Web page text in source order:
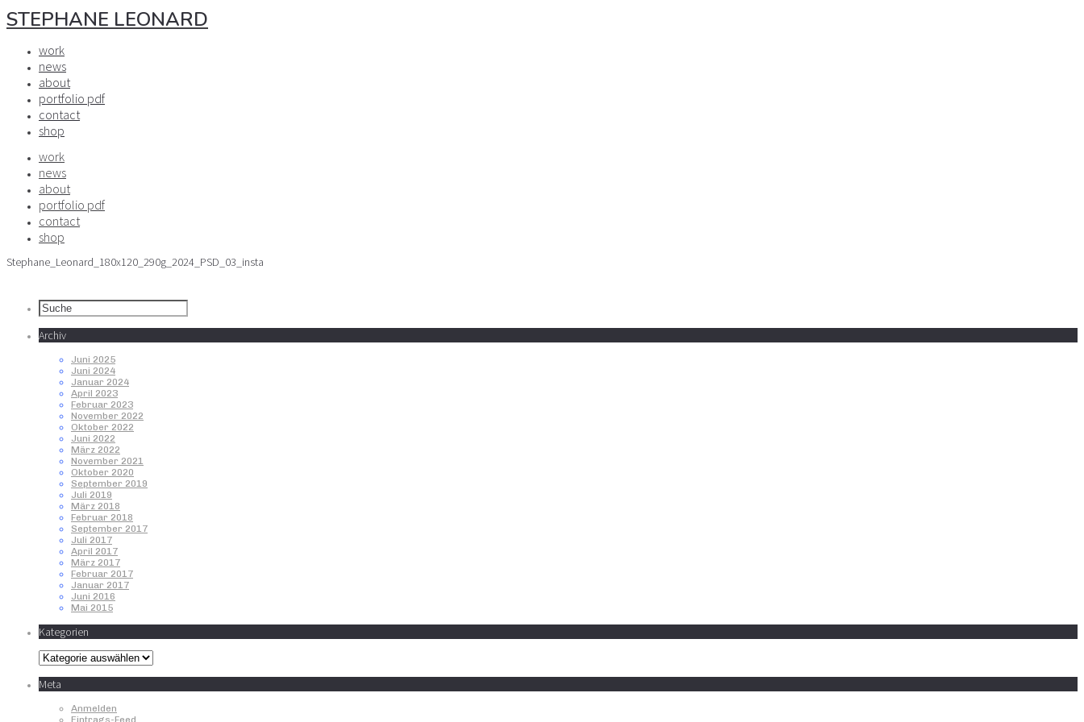
STEPHANE LEONARD
work
news
about
portfolio pdf
contact
shop
work
news
about
portfolio pdf
contact
shop
Stephane_Leonard_180x120_290g_2024_PSD_03_insta
Archiv
Juni 2025
Juni 2024
Januar 2024
April 2023
Februar 2023
November 2022
Oktober 2022
Juni 2022
März 2022
November 2021
Oktober 2020
September 2019
Juli 2019
März 2018
Februar 2018
September 2017
Juli 2017
April 2017
März 2017
Februar 2017
Januar 2017
Juni 2016
Mai 2015
Kategorien
Kategorien
Meta
Anmelden
Eintrags-Feed